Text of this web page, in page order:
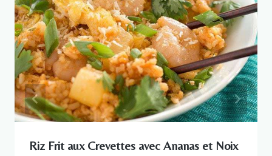
Riz Frit aux Crevettes avec Ananas et Noix